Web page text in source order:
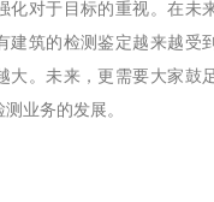
化对于目标的重视。在未
建筑的检测鉴定越来越受
大。未来，更需要大家鼓
业务的发展。